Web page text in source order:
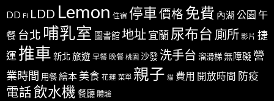
DD FI LDD Lemon 住宿 停車價格 免費 內湖 公園 午
餐 台北 哺乳室 圖書館地址宜蘭尿布台 廁所 影片 捷
運推車 新北旅遊 早餐 晚餐 桃園 沙發 洗手台 溜滑梯無障礙 營
業時間 用餐繪本 美食 花蓮 菜單 親子 貓 費用 開放時間 防疫
電話飲水機 餐廳 體驗